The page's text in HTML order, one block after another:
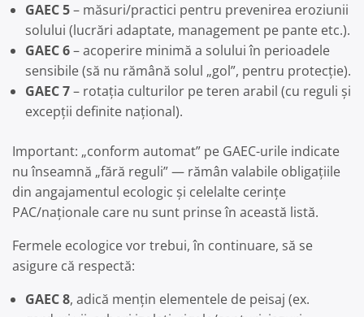
GAEC 5– măsuri/practici pentru prevenirea eroziunii
solului (lucrări adaptate, management pe pante etc.).
GAEC 6– acoperire minimă a solului în perioadele
sensibile (să nu rămână solul „gol”, pentru protecție).
GAEC 7– rotația culturilor pe teren arabil (cu reguli și
excepții definite național).
Important: „conform automat” pe GAEC-urile indicate
nu înseamnă „fără reguli” — rămân valabile obligațiile
din angajamentul ecologic și celelalte cerințe
PAC/naționale care nu sunt prinse în această listă.
Fermele ecologice vor trebui, în continuare, să se
asigure că respectă:
GAEC 8, adică mențin elementele de peisaj (ex.